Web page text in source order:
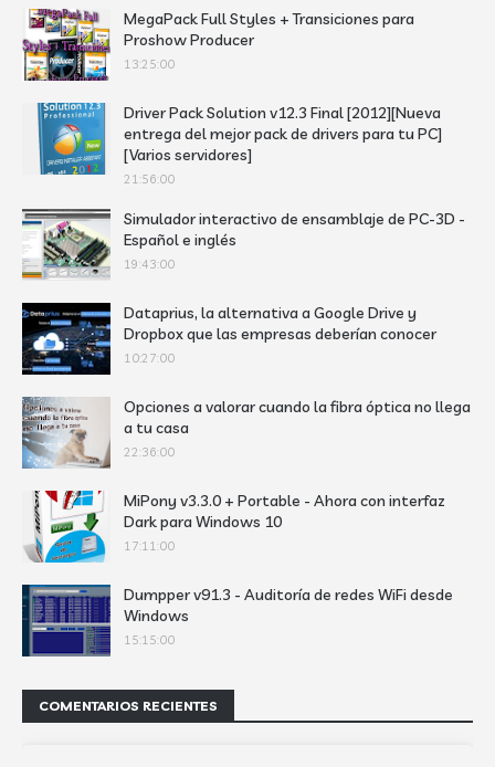
MegaPack Full Styles + Transiciones para
Proshow Producer
13:25:00
Driver Pack Solution v12.3 Final [2012][Nueva
entrega del mejor pack de drivers para tu PC]
[Varios servidores]
21:56:00
Simulador interactivo de ensamblaje de PC-3D -
Español e inglés
19:43:00
Dataprius, la alternativa a Google Drive y
Dropbox que las empresas deberían conocer
10:27:00
Opciones a valorar cuando la fibra óptica no llega
a tu casa
22:36:00
MiPony v3.3.0 + Portable - Ahora con interfaz
Dark para Windows 10
17:11:00
Dumpper v91.3 - Auditoría de redes WiFi desde
Windows
15:15:00
COMENTARIOS RECIENTES